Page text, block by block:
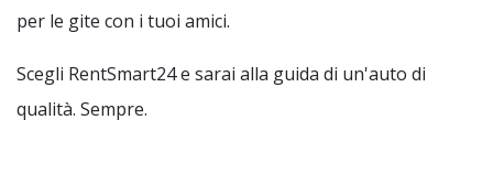
per le gite con i tuoi amici.
Scegli RentSmart24 e sarai alla guida di un'auto di
qualità. Sempre.